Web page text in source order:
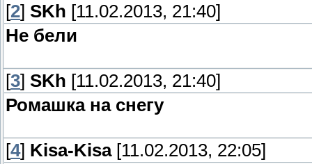
[2] SKh [11.02.2013, 21:40]
Не бели
[3] SKh [11.02.2013, 21:40]
Ромашка на снегу
[4] Kisa-Kisa[11.02.2013, 22:05]